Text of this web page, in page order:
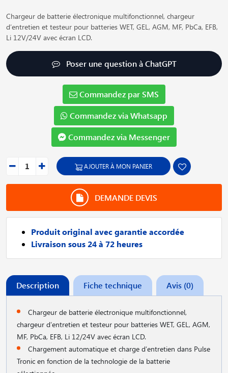
Chargeur de batterie électronique multifonctionnel, chargeur
d′entretien et testeur pour batteries WET, GEL, AGM, MF, PbCa, EFB,
Li 12V/24V avec écran LCD.
Poser une question à ChatGPT
Commandez par SMS
Commandez via Whatsapp
Commandez via Messenger
AJOUTER À MON PANIER
DEMANDE DEVIS
Produit original avec garantie accordée
Livraison sous 24 à 72 heures
Description Fiche technique Avis (0)
Chargeur de batterie électronique multifonctionnel,
chargeur d′entretien et testeur pour batteries WET, GEL, AGM,
MF, PbCa, EFB, Li 12/24V avec écran LCD.
Chargement automatique et charge d′entretien dans Pulse
Tronic en fonction de la technologie de la batterie